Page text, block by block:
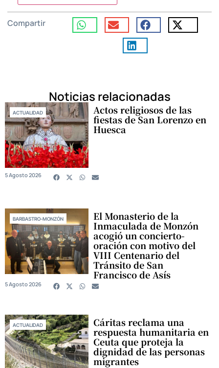
Compartir
Noticias relacionadas
ACTUALIDAD Actos religiosos de las
fiestas de San Lorenzo en
Huesca
5 Agosto 2026
BARBASTRO-MONZÓN El Monasterio de la
Inmaculada de Monzón
acogió un concierto-
oración con motivo del
VIII Centenario del
Tránsito de San
Francisco de Asís
5 Agosto 2026
ACTUALIDAD Cáritas reclama una
respuesta humanitaria en
Ceuta que proteja la
dignidad de las personas
migrantes